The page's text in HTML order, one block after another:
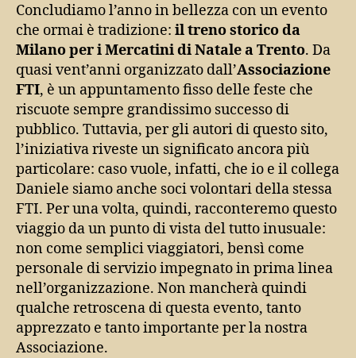
Concludiamo l’anno in bellezza con un evento
che ormai è tradizione: il treno storico da
Milano per i Mercatini di Natale a Trento. Da
quasi vent’anni organizzato dall’Associazione
FTI, è un appuntamento fisso delle feste che
riscuote sempre grandissimo successo di
pubblico. Tuttavia, per gli autori di questo sito,
l’iniziativa riveste un significato ancora più
particolare: caso vuole, infatti, che io e il collega
Daniele siamo anche soci volontari della stessa
FTI. Per una volta, quindi, racconteremo questo
viaggio da un punto di vista del tutto inusuale:
non come semplici viaggiatori, bensì come
personale di servizio impegnato in prima linea
nell’organizzazione. Non mancherà quindi
qualche retroscena di questa evento, tanto
apprezzato e tanto importante per la nostra
Associazione.